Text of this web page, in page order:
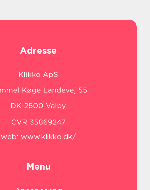
Adresse
web: www.klikko.dk/
Menu